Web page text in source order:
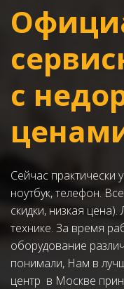
с
Сейчас практически
ноутбук, телефон.
скидки, низкая
технике. За время
оборудование
понимали, Нам в
центр  в Москве